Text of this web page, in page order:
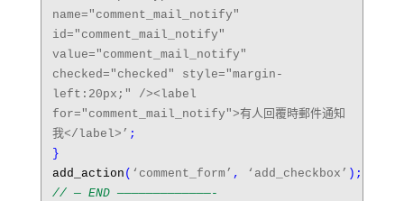
name="comment_mail_notify"
id="comment_mail_notify"
value="comment_mail_notify"
checked="checked" style="margin-
left:20px;" /><label
for="comment_mail_notify">有人回覆時郵件通知
我</label>’ ;
}
add_action ( ‘comment_form’ , ‘add_checkbox’ );
// — END —————————————-